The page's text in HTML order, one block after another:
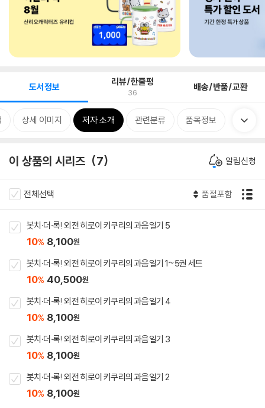
도서정보 리뷰/한줄평
36 배송/반품/교환
상세 이미지 저자 소개 관련분류 품목정보
이 상품의 시리즈 7 알림신청
전체선택 품절포함
봇치·더·록! 외전 히로이 키쿠리의 과음일기 5
10% 8,100원
봇치·더·록! 외전 히로이 키쿠리의 과음일기 1~5권 세트
10% 40,500원
봇치·더·록! 외전 히로이 키쿠리의 과음일기 4
10% 8,100원
봇치·더·록! 외전 히로이 키쿠리의 과음일기 3
10% 8,100원
봇치·더·록! 외전 히로이 키쿠리의 과음일기 2
10% 8,100원